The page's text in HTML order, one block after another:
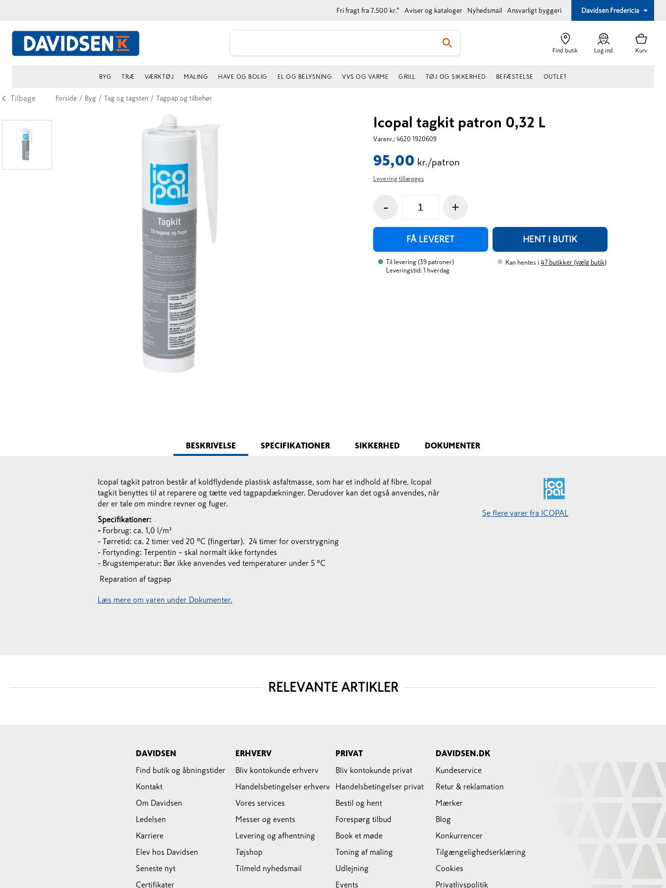
Fri fragt fra 7.500 kr.* Aviser og kataloger Nyhedsmail Ansvarligt byggeri Davidsen Fredericia
Find butik Log ind Kurv
BYG TRÆ VÆRKTØJ MALING HAVE OG BOLIG EL OG BELYSNING VVS OG VARME GRILL TØJ OG SIKKERHED BEFÆSTELSE OUTLET
Tilbage Forside / Byg / Tag og tagsten / Tagpap og tilbehør
Icopal tagkit patron 0,32 L
Varenr.: 4620 1920609
95,00 kr./patron
Levering tillægges
- +
FÅ LEVERET HENT I BUTIK
Til levering (39 patroner)
Leveringstid: 1 hverdag
Kan hentes i 47 butikker (vælg butik)
BESKRIVELSE SPECIFIKATIONER SIKKERHED DOKUMENTER
Icopal tagkit patron består af koldflydende plastisk asfaltmasse, som har et indhold af fibre. Icopal
tagkit benyttes til at reparere og tætte ved tagpapdækninger. Derudover kan det også anvendes, når
der er tale om mindre revner og fuger.
Specifikationer:
- Forbrug: ca. 1,0 l/m²
- Tørretid: ca. 2 timer ved 20 ºC (fingertør). 24 timer for overstrygning
- Fortynding: Terpentin – skal normalt ikke fortyndes
- Brugstemperatur: Bør ikke anvendes ved temperaturer under 5 ºC
Reparation af tagpap
Læs mere om varen under Dokumenter.
Se flere varer fra ICOPAL
RELEVANTE ARTIKLER
DAVIDSEN
Find butik og åbningstider
Kontakt
Om Davidsen
Ledelsen
Karriere
Elev hos Davidsen
Seneste nyt
Certifikater
ERHVERV
Bliv kontokunde erhverv
Handelsbetingelser erhverv
Vores services
Messer og events
Levering og afhentning
Tøjshop
Tilmeld nyhedsmail
PRIVAT
Bliv kontokunde privat
Handelsbetingelser privat
Bestil og hent
Forespørg tilbud
Book et møde
Toning af maling
Udlejning
Events
DAVIDSEN.DK
Kundeservice
Retur & reklamation
Mærker
Blog
Konkurrencer
Tilgængelighedserklæring
Cookies
Privatlivspolitik